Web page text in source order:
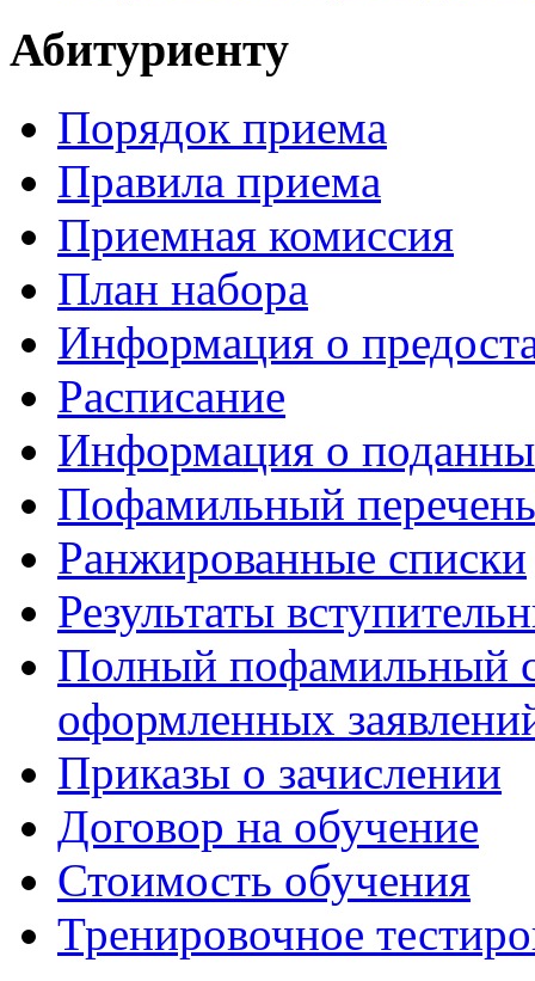
Абитуриенту
Порядок приема
Правила приема
Приемная комиссия
План набора
Информация о
Расписание
Информация о
Пофамильный
Ранжированные списки
Результаты
Полный пофамильный
оформленных
Приказы о зачислении
Договор на обучение
Стоимость обучения
Тренировочное